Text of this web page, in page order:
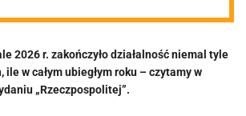
2026 r. zakończyło działalność niemal tyle
w całym ubiegłym roku – czytamy w
„Rzeczpospolitej”.